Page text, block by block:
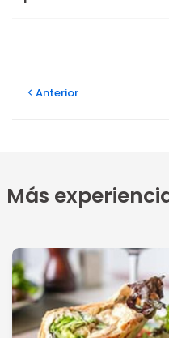
Anterior
Más